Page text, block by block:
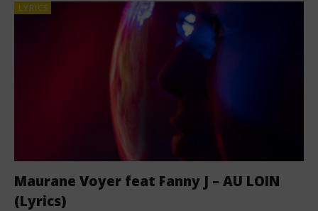
LYRICS
Maurane Voyer feat Fanny J – AU LOIN
(Lyrics)